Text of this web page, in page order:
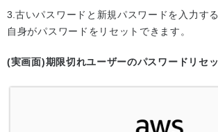
古いパスワードと新規パスワードを入力す
自身がパスワードをリセットできます。
(実画面)期限切れユーザーのパスワードリセ